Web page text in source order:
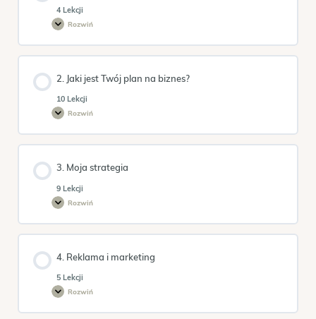
4 Lekcji
Rozwiń
1.
Planner
to
styl
życia
2. Jaki jest Twój plan na biznes?
10 Lekcji
Rozwiń
2.
jest
biznes?
3. Moja strategia
9 Lekcji
Rozwiń
3.
strategia
4. Reklama i marketing
5 Lekcji
Rozwiń
4.
i